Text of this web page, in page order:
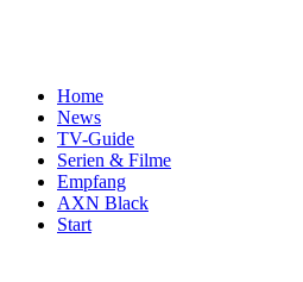
Home
News
TV-Guide
Serien & Filme
Empfang
AXN Black
Start